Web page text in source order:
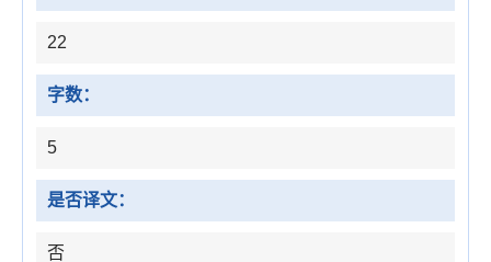
22
字数：
5
是否译文：
否